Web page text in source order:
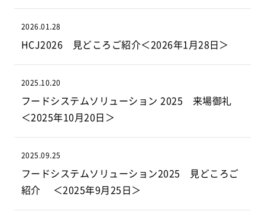
2026.01.28
HCJ2026 見どころご紹介＜2026年1月28日＞
2025.10.20
フードシステムソリューション 2025 来場御礼
＜2025年10月20日＞
2025.09.25
フードシステムソリューション2025 見どころご
紹介 ＜2025年9月25日＞